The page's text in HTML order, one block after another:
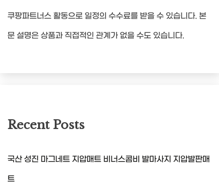
쿠팡파트너스 활동으로 일정의 수수료를 받을 수 있습니다. 본
문 설명은 상품과 직접적인 관계가 없을 수도 있습니다.
Recent Posts
국산 성진 마그네트 지압매트 비너스콤비 발마사지 지압발판매
트